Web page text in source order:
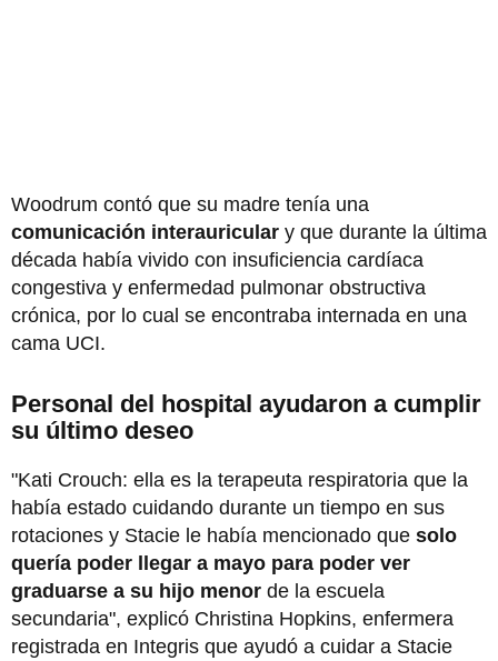
Woodrum contó que su madre tenía una
comunicación interauricular y que durante la última
década había vivido con insuficiencia cardíaca
congestiva y enfermedad pulmonar obstructiva
crónica, por lo cual se encontraba internada en una
cama UCI.
Personal del hospital ayudaron a cumplir
su último deseo
"Kati Crouch: ella es la terapeuta respiratoria que la
había estado cuidando durante un tiempo en sus
rotaciones y Stacie le había mencionado que solo
quería poder llegar a mayo para poder ver
graduarse a su hijo menor de la escuela
secundaria", explicó Christina Hopkins, enfermera
registrada en Integris que ayudó a cuidar a Stacie